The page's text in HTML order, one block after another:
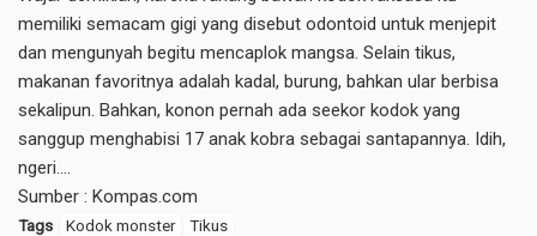
memiliki semacam gigi yang disebut odontoid untuk menjepit
dan mengunyah begitu mencaplok mangsa. Selain tikus,
makanan favoritnya adalah kadal, burung, bahkan ular berbisa
sekalipun. Bahkan, konon pernah ada seekor kodok yang
sanggup menghabisi 17 anak kobra sebagai santapannya. Idih,
ngeri….
Sumber : Kompas.com
Tags Kodok monster Tikus